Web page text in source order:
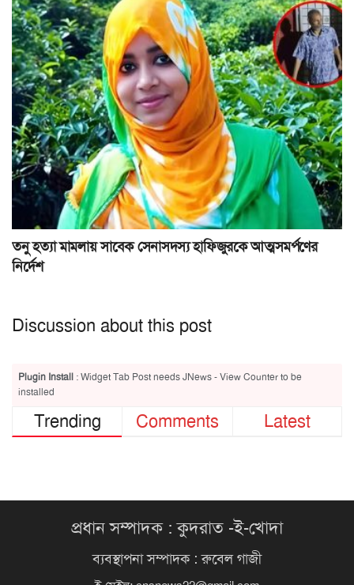
তনু হত্যা মামলায় সাবেক সেনাসদস্য হাফিজুরকে আত্মসমর্পণের
নির্দেশ
Discussion about this post
Plugin Install : Widget Tab Post needs JNews - View Counter to be
installed
Trending Comments Latest
প্রধান সম্পাদক : কুদরাত -ই-খোদা
ব্যবস্থাপনা সম্পাদক : রুবেল গাজী